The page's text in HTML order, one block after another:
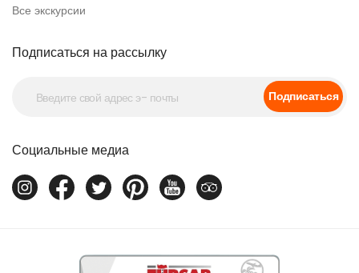
Все экскурсии
Подписаться на рассылку
Подписаться
Социальные медиа